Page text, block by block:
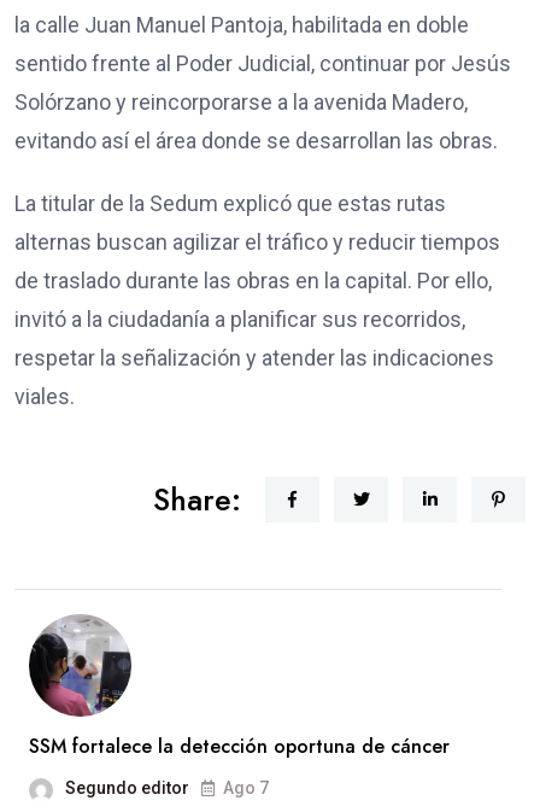
la calle Juan Manuel Pantoja, habilitada en doble
sentido frente al Poder Judicial, continuar por Jesús
Solórzano y reincorporarse a la avenida Madero,
evitando así el área donde se desarrollan las obras.
La titular de la Sedum explicó que estas rutas
alternas buscan agilizar el tráfico y reducir tiempos
de traslado durante las obras en la capital. Por ello,
invitó a la ciudadanía a planificar sus recorridos,
respetar la señalización y atender las indicaciones
viales.
Share:
SSM fortalece la detección oportuna de cáncer
Segundo editor Ago 7